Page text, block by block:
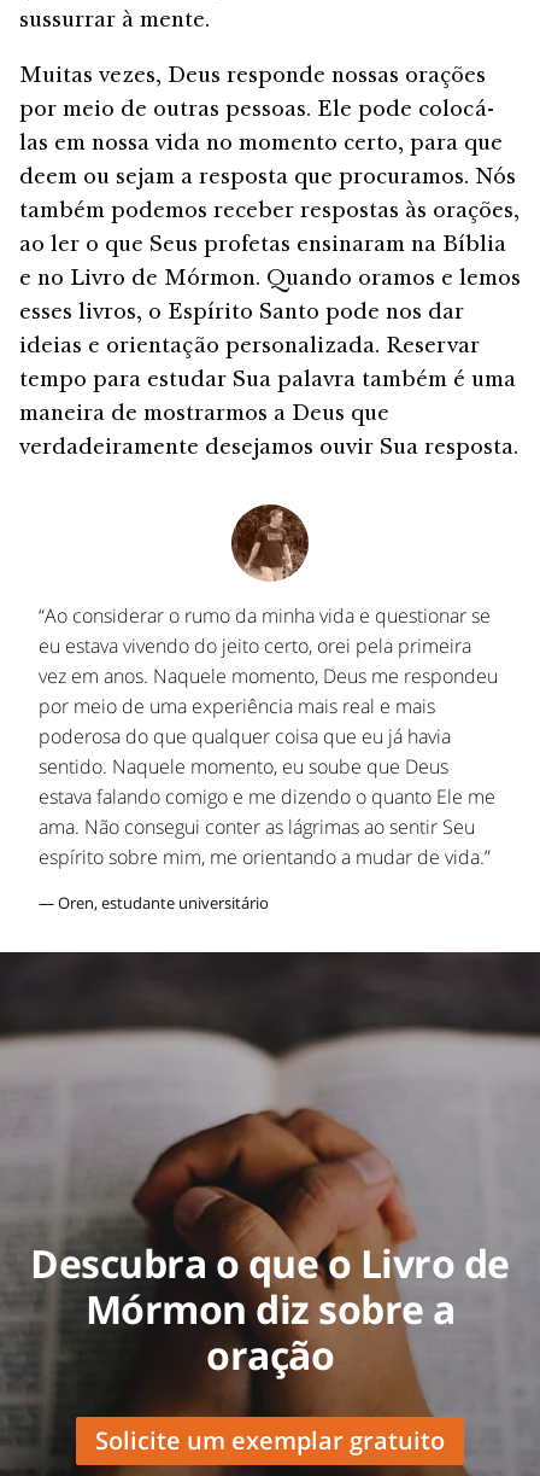
sussurrar à mente.
Muitas vezes, Deus responde nossas orações
por meio de outras pessoas. Ele pode colocá-
las em nossa vida no momento certo, para que
deem ou sejam a resposta que procuramos. Nós
também podemos receber respostas às orações,
ao ler o que Seus profetas ensinaram na Bíblia
e no Livro de Mórmon. Quando oramos e lemos
esses livros, o Espírito Santo pode nos dar
ideias e orientação personalizada. Reservar
tempo para estudar Sua palavra também é uma
maneira de mostrarmos a Deus que
verdadeiramente desejamos ouvir Sua resposta.
“Ao considerar o rumo da minha vida e questionar se
eu estava vivendo do jeito certo, orei pela primeira
vez em anos. Naquele momento, Deus me respondeu
por meio de uma experiência mais real e mais
poderosa do que qualquer coisa que eu já havia
sentido. Naquele momento, eu soube que Deus
estava falando comigo e me dizendo o quanto Ele me
ama. Não consegui conter as lágrimas ao sentir Seu
espírito sobre mim, me orientando a mudar de vida.”
— Oren, estudante universitário
Descubra o que o Livro de
Mórmon diz sobre a
oração
Solicite um exemplar gratuito